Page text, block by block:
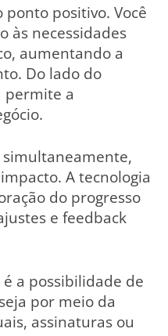
positivo. Você
às necessidades
aumentando a
Do lado do
permite a
A tecnologia
do progresso
e feedback
a possibilidade de
por meio da
assinaturas ou